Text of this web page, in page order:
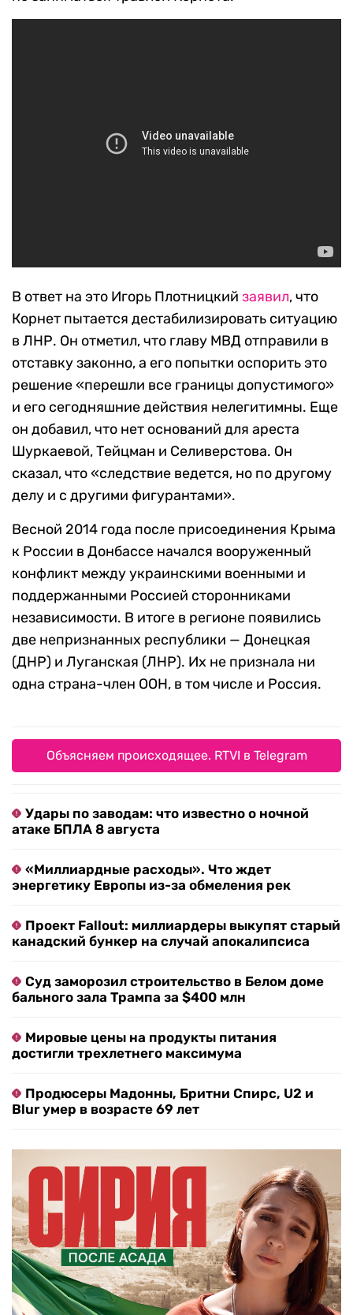
В ответ на это Игорь Плотницкий заявил, что
Корнет пытается дестабилизировать ситуацию
в ЛНР. Он отметил, что главу МВД отправили в
отставку законно, а его попытки оспорить это
решение «перешли все границы допустимого»
и его сегодняшние действия нелегитимны. Еще
он добавил, что нет оснований для ареста
Шуркаевой, Тейцман и Селиверстова. Он
сказал, что «следствие ведется, но по другому
делу и с другими фигурантами».
Весной 2014 года после присоединения Крыма
к России в Донбассе начался вооруженный
конфликт между украинскими военными и
поддержанными Россией сторонниками
независимости. В итоге в регионе появились
две непризнанных республики — Донецкая
(ДНР) и Луганская (ЛНР). Их не признала ни
одна страна-член ООН, в том числе и Россия.
Объясняем происходящее. RTVI в Telegram
Удары по заводам: что известно о ночной
атаке БПЛА 8 августа
«Миллиардные расходы». Что ждет
энергетику Европы из-за обмеления рек
Проект Fallout: миллиардеры выкупят старый
канадский бункер на случай апокалипсиса
Суд заморозил строительство в Белом доме
бального зала Трампа за $400 млн
Мировые цены на продукты питания
достигли трехлетнего максимума
Продюсеры Мадонны, Бритни Спирс, U2 и
Blur умер в возрасте 69 лет